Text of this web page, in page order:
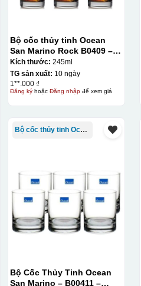
Bộ cốc thủy tinh Ocean
San Marino Rock B0409 –
245ml
Kích thước: 245ml
TG sản xuất: 10 ngày
1**.000 ₫
Đăng kýhoặc Đăng nhậpđể xem giá
Bộ cốc thủy tinh Ocean
Bộ Cốc Thủy Tinh Ocean
San Marino – B00411 –